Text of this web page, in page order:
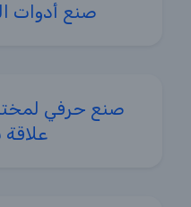
صنع أدوات
صنع حرفي
علاقة